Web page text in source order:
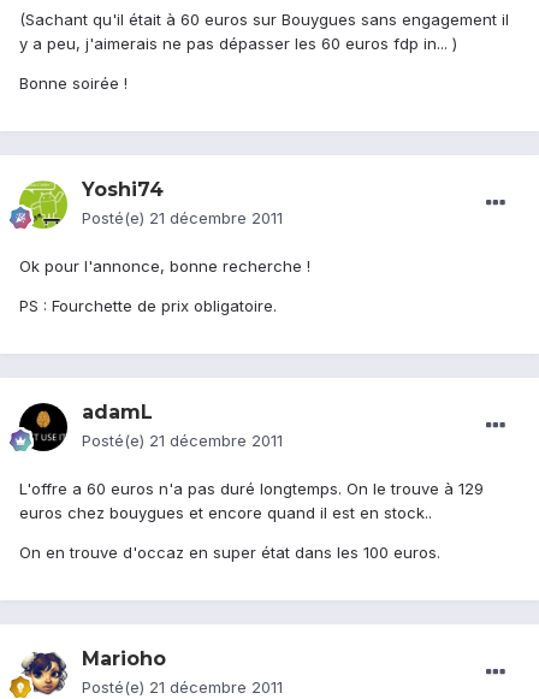
(Sachant qu'il était à 60 euros sur Bouygues sans engagement il
y a peu, j'aimerais ne pas dépasser les 60 euros fdp in... )
Bonne soirée !
Yoshi74
Posté(e) 21 décembre 2011
Ok pour l'annonce, bonne recherche !
PS : Fourchette de prix obligatoire.
adamL
Posté(e) 21 décembre 2011
L'offre a 60 euros n'a pas duré longtemps. On le trouve à 129
euros chez bouygues et encore quand il est en stock..
On en trouve d'occaz en super état dans les 100 euros.
Marioho
Posté(e) 21 décembre 2011